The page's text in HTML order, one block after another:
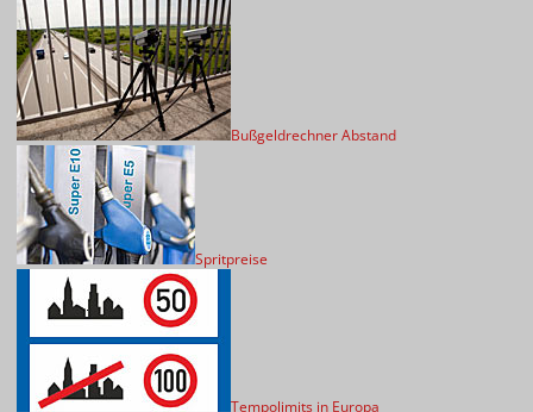
Bußgeldrechner Abstand
Spritpreise
Tempolimits in Europa